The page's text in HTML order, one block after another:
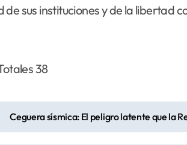
sus instituciones y de la libertad
38
Ceguera sísmica: El peligro latente que la